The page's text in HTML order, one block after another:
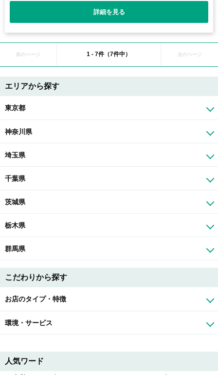
詳細を見る
前のページ 1 - 7件（7件中） 次のページ
エリアから探す
東京都
神奈川県
埼玉県
千葉県
茨城県
栃木県
群馬県
こだわりから探す
お店のタイプ・特徴
環境・サービス
人気ワード